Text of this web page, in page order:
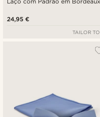
24,95 €
TAILOR